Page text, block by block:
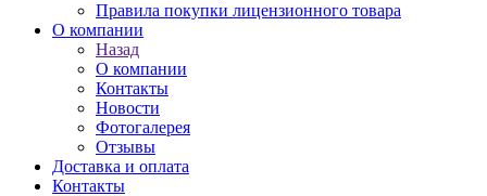
Правила покупки лицензионного товара
О компании
Назад
О компании
Контакты
Новости
Фотогалерея
Отзывы
Доставка и оплата
Контакты